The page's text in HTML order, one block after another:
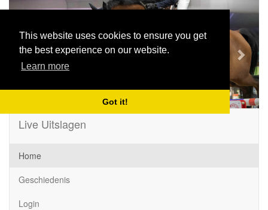
This website uses cookies to ensure you get
the best experience on our website.
Learn more
Got it!
Previous Next
Live Uitslagen
Home
Geschiedenis
Login